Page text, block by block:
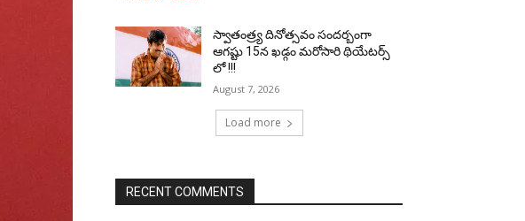
స్వాతంత్ర్య దినోత్సవం సందర్బంగా
ఆగష్టు 15న ఖడ్గం మరోసారి థియేటర్స్
లో !!!
August 7, 2026
Load more
RECENT COMMENTS